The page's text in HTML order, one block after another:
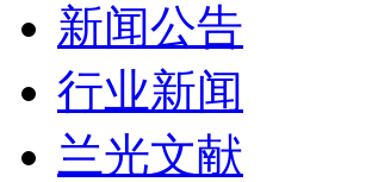
新闻公告
行业新闻
兰光文献